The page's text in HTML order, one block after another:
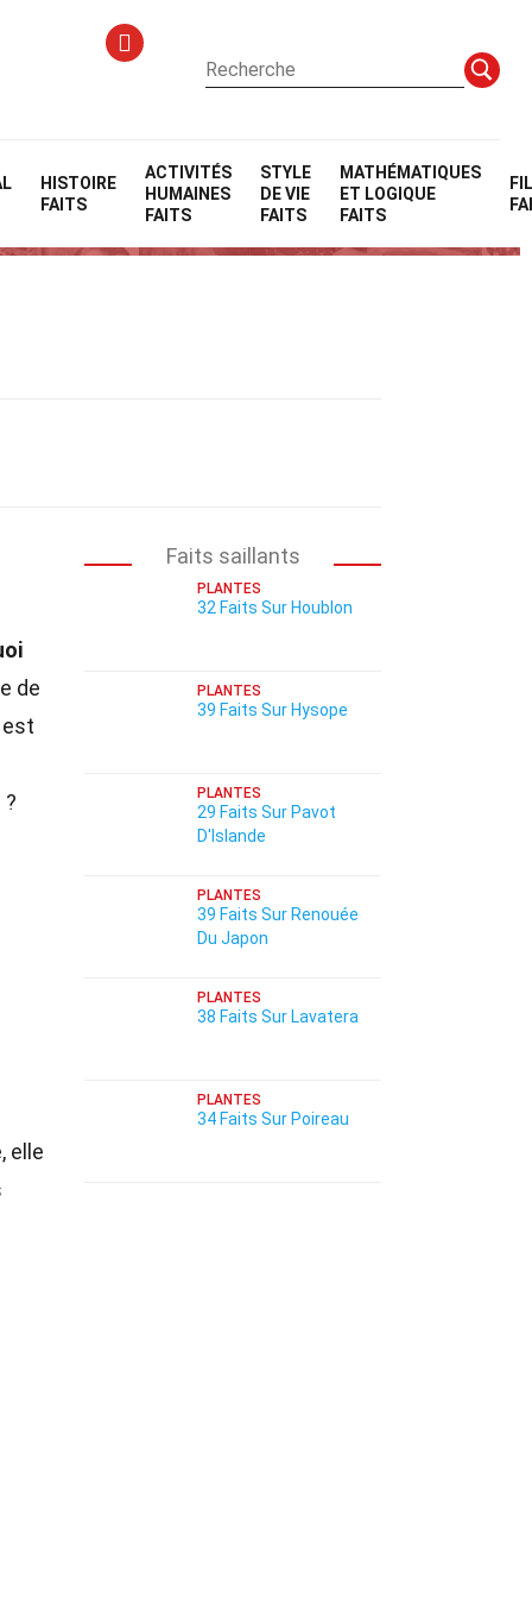
HISTOIRE
FAITS
ACTIVITÉS
HUMAINES
FAITS
STYLE
DE VIE
FAITS
MATHÉMATIQUES
ET LOGIQUE
FAITS
de
est
elle
Faits saillants
PLANTES
32 Faits Sur Houblon
PLANTES
39 Faits Sur Hysope
PLANTES
29 Faits Sur Pavot
D'Islande
PLANTES
39 Faits Sur Renouée
Du Japon
PLANTES
38 Faits Sur Lavatera
PLANTES
34 Faits Sur Poireau